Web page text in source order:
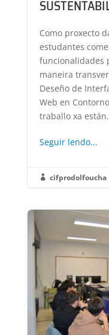
Como proxecto
estudantes
funcionalidades
maneira
Deseño de
Web en
traballo xa
Seguir lendo...
 cifprodolfoucha